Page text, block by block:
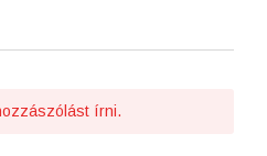
írni.